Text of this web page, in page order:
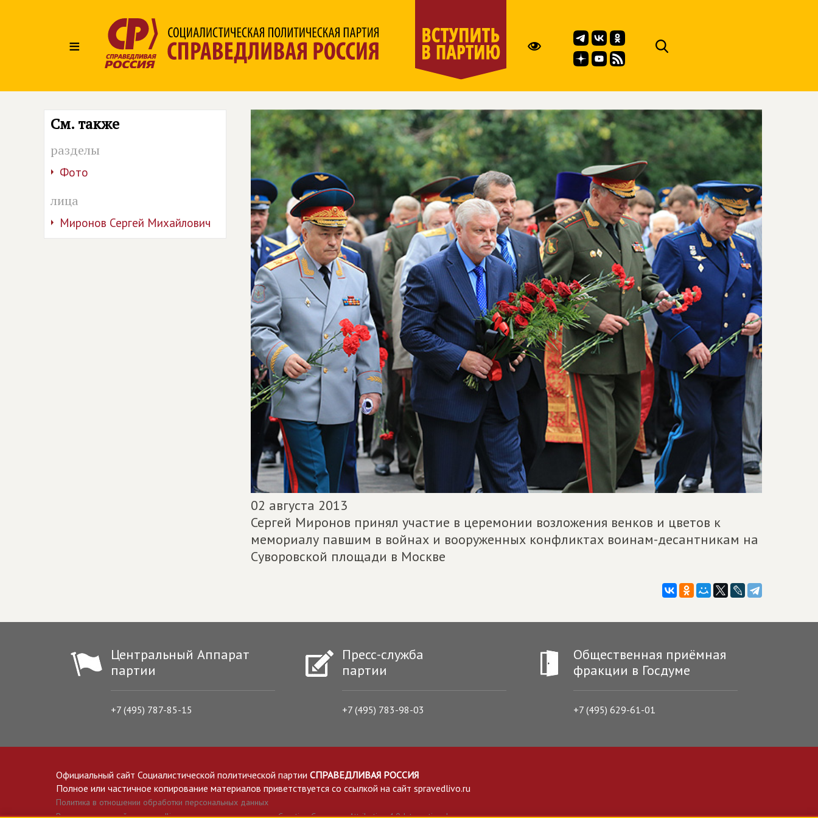
≡
См. также
разделы
Фото
лица
Миронов Сергей Михайлович
02 августа 2013
Сергей Миронов принял участие в церемонии возложения венков и цветов к
мемориалу павшим в войнах и вооруженных конфликтах воинам-десантникам на
Суворовской площади в Москве
Центральный Аппарат
партии
+7 (495) 787-85-15
Пресс-служба
партии
+7 (495) 783-98-03
Общественная приёмная
фракции в Госдуме
+7 (495) 629-61-01
Официальный сайт Социалистической политической партии СПРАВЕДЛИВАЯ РОССИЯ
Полное или частичное копирование материалов приветствуется со ссылкой на сайт spravedlivo.ru
Политика в отношении обработки персональных данных